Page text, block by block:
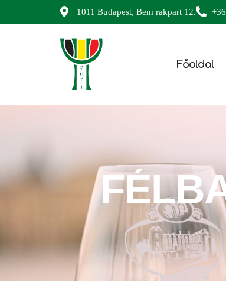
1011 Budapest, Bem rakpart 12.
Főoldal